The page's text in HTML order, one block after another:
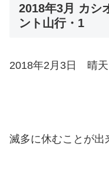
2018年3月 カシ
ント山行・1
2018年2月3日 晴天
滅多に休むことが出